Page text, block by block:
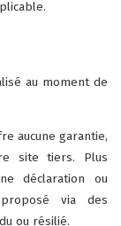
au moment de
aucune garantie,
site tiers. Plus
déclaration ou
via des
ou résilié.